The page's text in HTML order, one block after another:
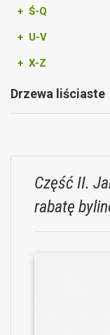
+ Ś-Q
+ U-V
+ X-Z
Drzewa liściaste
Część II.
rabatę